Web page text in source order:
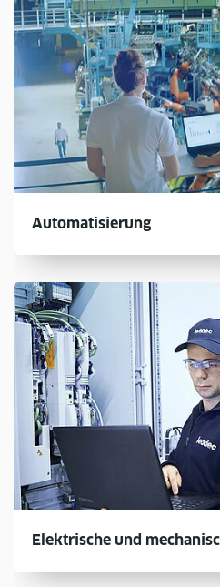
Automatisierung
Elektrische und